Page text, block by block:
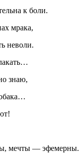
к боли.
мрака,
неволи.
знаю,
мечты — эфемерны.